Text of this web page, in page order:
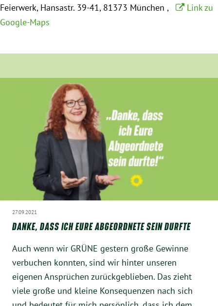
Presse
Facebook
Instagram
Feierwerk Hansastr. 39-41 81373 München
Link zu
Google-Maps
27.09.2021
DANKE, DASS ICH EURE ABGEORDNETE SEIN DURFTE
Auch wenn wir GRÜNE gestern große Gewinne
verbuchen konnten, sind wir hinter unseren
eigenen Ansprüchen zurückgeblieben. Das zieht
viele große und kleine Konsequenzen nach sich